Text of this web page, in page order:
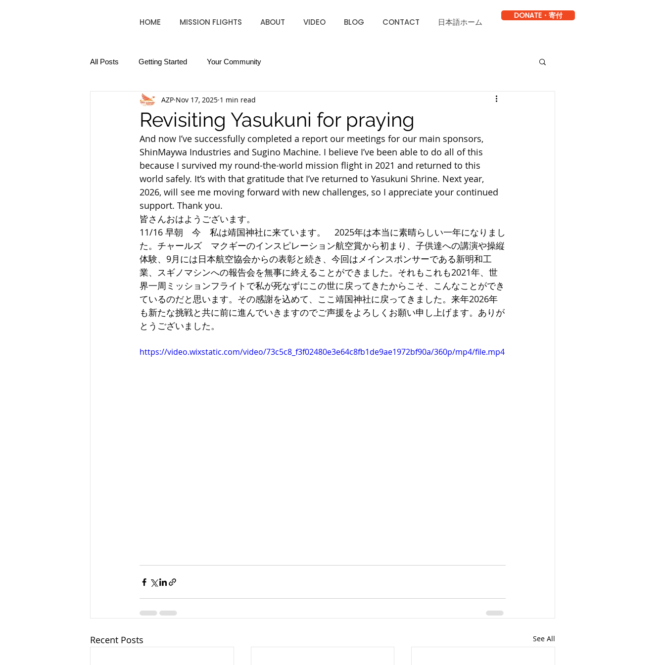
HOME MISSION FLIGHTS ABOUT VIDEO BLOG CONTACT 日本語ホーム
DONATE・寄付
All Posts Getting Started Your Community
Revisiting Yasukuni for praying
AZP Nov 17, 2025 1 min read
And now I’ve successfully completed a report our meetings for our main sponsors,
ShinMaywa Industries and Sugino Machine. I believe I’ve been able to do all of this
because I survived my round-the-world mission flight in 2021 and returned to this
world safely. It’s with that gratitude that I’ve returned to Yasukuni Shrine. Next year,
2026, will see me moving forward with new challenges, so I appreciate your continued
support. Thank you.
皆さんおはようございます。
11/16 早朝　今　私は靖国神社に来ています。　2025年は本当に素晴らしい一年になりまし
た。チャールズ　マクギーのインスピレーション航空賞から初まり、子供達への講演や操縦
体験、9月には日本航空協会からの表彰と続き、今回はメインスポンサーである新明和工
業、スギノマシンへの報告会を無事に終えることができました。それもこれも2021年、世
界一周ミッションフライトで私が死なずにこの世に戻ってきたからこそ、こんなことができ
ているのだと思います。その感謝を込めて、ここ靖国神社に戻ってきました。来年2026年
も新たな挑戦と共に前に進んでいきますのでご声援をよろしくお願い申し上げます。ありが
とうございました。
https://video.wixstatic.com/video/73c5c8_f3f02480e3e64c8fb1de9ae1972bf90a/360p/mp4/file.mp4
Recent Posts See All